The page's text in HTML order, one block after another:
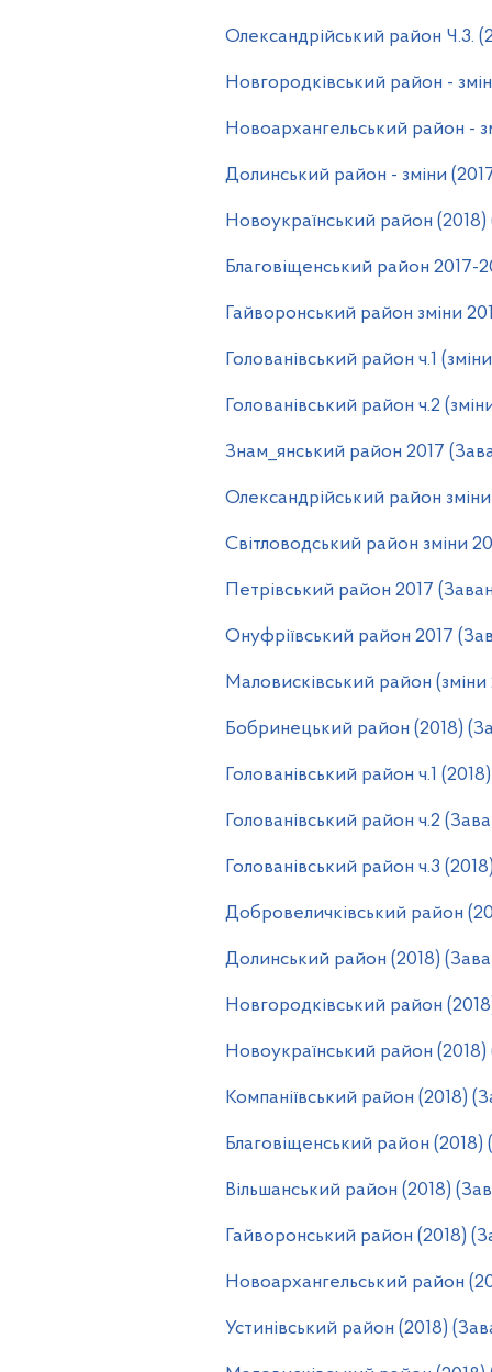
Олександрійський район Ч.3.
Новгородківський район -
Новоархангельський район -
Долинський район - зміни
Новоукраїнський район
Благовіщенський район 2017-
Гайворонський район зміни
Голованівський район ч.1
Голованівський район ч.2
Знам_янський район 2017
Олександрійський район
Світловодський район зміни
Петрівський район 2017
Онуфріївський район 2017
Маловисківський район
Бобринецький район (2018)
Голованівський район ч.1
Голованівський район ч.2
Голованівський район ч.3
Добровеличківський район
Долинський район (2018)
Новгородківський район
Новоукраїнський район
Компаніївський район (2018)
Благовіщенський район (2018)
Вільшанський район (2018)
Гайворонський район (2018)
Новоархангельський район
Устинівський район (2018)